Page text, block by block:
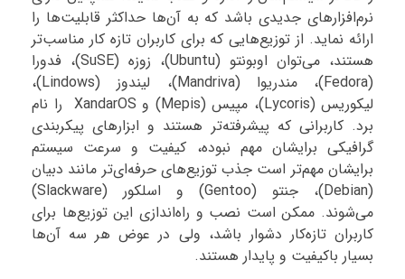
نرم‌افزارهای جدیدی باشد که به آن‌ها حداکثر قابلیت‌ها را
ارائه نماید. از توزیع‌هایی که برای کاربران تازه کار مناسب‌تر
هستند، می‌توان اوبونتو (Ubuntu)، زوزه (SuSE)، فدورا
(Fedora)، مندریوا (Mandriva)، لیندوز (Lindows)،
لیکوریس (Lycoris)، مپیس (Mepis) و XandarOS را نام
برد. کاربرانی که پیشرفته‌تر هستند و ابزارهای پیکربندی
گرافیکی برایشان مهم نبوده، کیفیت و سرعت سیستم
برایشان مهم‌تر است جذب توزیع‌های حرفه‌ای‌تر مانند دبیان
(Debian)، جنتو (Gentoo) و اسلکور (Slackware)
می‌شوند. ممکن است نصب و راه‌اندازی این توزیع‌ها برای
کاربران تازه‌کار دشوار باشد، ولی در عوض هر سه آن‌ها
بسیار باکیفیت و پایدار هستند.